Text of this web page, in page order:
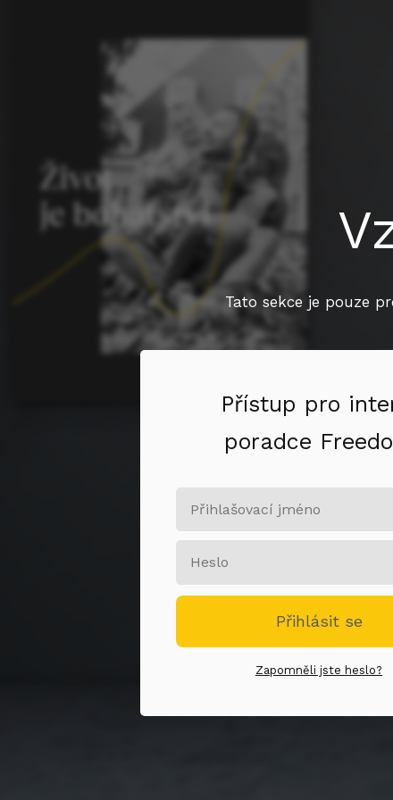
Tato sekce je pouze
Přístup pro
poradce
Přihlásit se
Zapomněli jste heslo?